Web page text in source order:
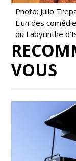
Photo: Julio
L'un des
du Labyrinthe
VOUS